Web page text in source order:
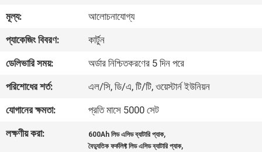
নিয়ন্ত্রণ
আমাদের
সাথে
যোগাযোগ
করুন
মূল্য:
আলোচনাযোগ্য
প্যাকেজিং বিবরণ:
কার্টুন
ডেলিভারি সময়:
অর্ডার নিশ্চিতকরণের 5 দিন পরে
পরিশোধের শর্ত:
এল/সি, ডি/এ, টি/টি, ওয়েস্টার্ন ইউনিয়ন
যোগানের ক্ষমতা:
প্রতি মাসে 5000 সেট
লক্ষণীয় করা:
600Ah লিড এসিড ব্যাটারি প্যাক,
বৈদ্যুতিক ফর্কলিফ্ট লিড এসিড ব্যাটারি প্যাক,